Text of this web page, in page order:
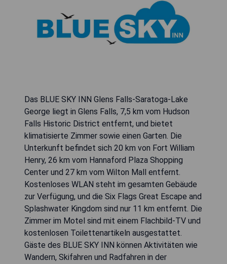
Das BLUE SKY INN Glens Falls-Saratoga-Lake
George liegt in Glens Falls, 7,5 km vom Hudson
Falls Historic District entfernt, und bietet
klimatisierte Zimmer sowie einen Garten. Die
Unterkunft befindet sich 20 km von Fort William
Henry, 26 km vom Hannaford Plaza Shopping
Center und 27 km vom Wilton Mall entfernt.
Kostenloses WLAN steht im gesamten Gebäude
zur Verfügung, und die Six Flags Great Escape and
Splashwater Kingdom sind nur 11 km entfernt. Die
Zimmer im Motel sind mit einem Flachbild-TV und
kostenlosen Toilettenartikeln ausgestattet.
Gäste des BLUE SKY INN können Aktivitäten wie
Wandern, Skifahren und Radfahren in der